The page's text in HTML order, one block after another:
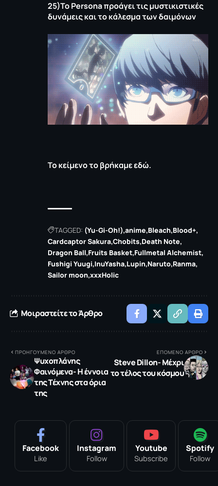
25)ΤοPersonaπροάγει τις μυστικιστικές
δυνάμεις και το κάλεσμα των δαιμόνων
To κείμενο το βρήκαμεεδώ.
TAGGED: (Yu-Gi-Oh!) anime Bleach Bloοd+
Cardcaptor Sakura Chobits Death Note
Dragon Ball Fruits Basket Fullmetal Alchemist
Fushigi Yuugi InuYasha Lupin Naruto Ranma
Sailor moon xxxHolic
Μοιραστείτε το Άρθρο
ΠΡΟΗΓΟΥΜΕΝΟ ΑΡΘΡΟ
Ψυχοπλάνης
Φαινόμενα- Η έννοια
της Τέχνης στα όρια
της
ΕΠΟΜΕΝΟ ΑΡΘΡΟ
Steve Dillon- Μέχρι
το τέλος του κόσμου
Facebook
Like
Instagram
Follow
Youtube
Subscribe
Spotify
Follow